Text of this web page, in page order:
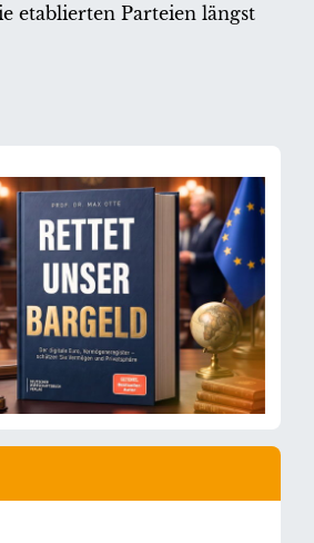
etablierten Parteien längst